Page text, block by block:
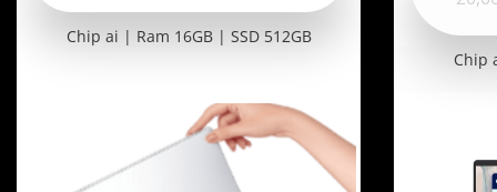
là:
tại
Chip ai | Ram 16GB | SSD 512GB
Chip